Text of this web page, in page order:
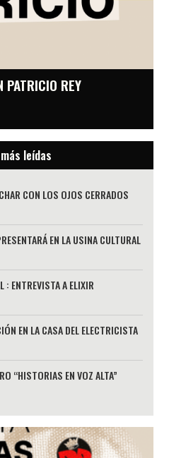
PATRICIO REY
leídas
CON LOS OJOS CERRADOS
EN LA USINA CULTURAL
: ENTREVISTA A ELIXIR
EN LA CASA DEL ELECTRICISTA
“HISTORIAS EN VOZ ALTA”